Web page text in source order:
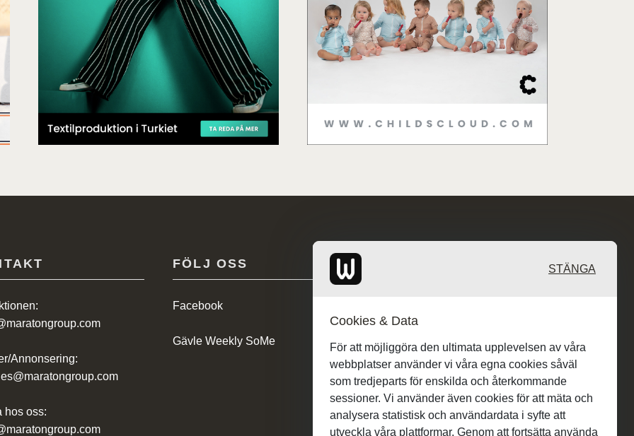
Annonsering:
hos oss:
FÖLJ OSS
Facebook
Gävle Weekly SoMe
STÄNGA
Cookies & Data
För att möjliggöra den ultimata upplevelsen av våra
webbplatser använder vi våra egna cookies såväl
som tredjeparts för enskilda och återkommande
sessioner. Vi använder även cookies för att mäta och
analysera statistisk och användardata i syfte att
utveckla våra plattformar. Genom att fortsätta använda